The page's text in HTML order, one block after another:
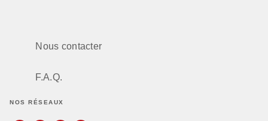
Nous contacter
F.A.Q.
NOS RÉSEAUX